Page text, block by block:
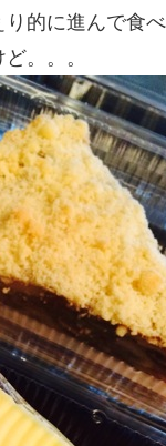
的に進んで食
。。。